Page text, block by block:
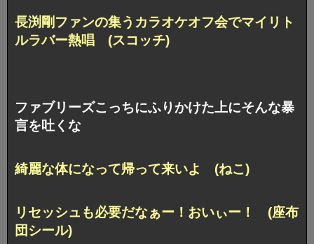
長渕剛ファンの集うカラオケオフ会でマイリト
ルラバー熱唱 (スコッチ)
ファブリーズこっちにふりかけた上にそんな暴
言を吐くな
綺麗な体になって帰って来いよ (ねこ)
リセッシュも必要だなぁー！おいぃー！ (座布
団シール)